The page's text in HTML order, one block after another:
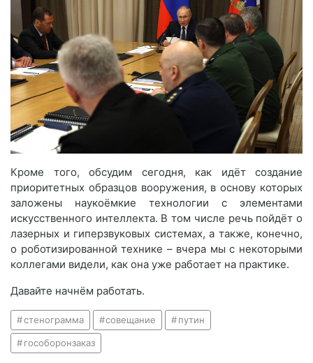
Кроме того, обсудим сегодня, как идёт создание
приоритетных образцов вооружения, в основу которых
заложены наукоёмкие технологии с элементами
искусственного интеллекта. В том числе речь пойдёт о
лазерных и гиперзвуковых системах, а также, конечно,
о роботизированной технике – вчера мы с некоторыми
коллегами видели, как она уже работает на практике.
Давайте начнём работать.
стенограмма совещание путин
гособоронзаказ